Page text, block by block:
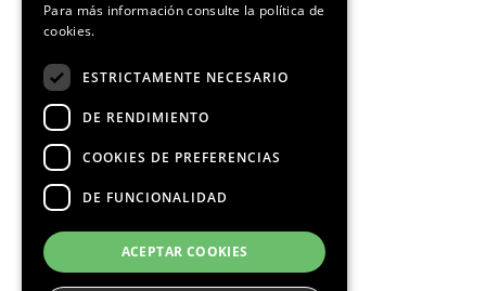
Media Partners
Para más información consulte la política de
cookies.
ESTRICTAMENTE NECESARIO
DE RENDIMIENTO
COOKIES DE PREFERENCIAS
DE FUNCIONALIDAD
ACEPTAR COOKIES